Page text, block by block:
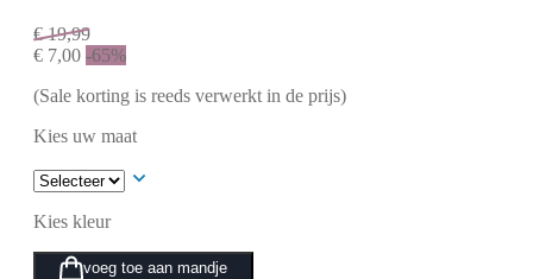
€19,99
€ 7,00 -65%
(Sale korting is reeds verwerkt in de prijs)
Kies uw maat
Kies kleur
voeg toe aan mandje